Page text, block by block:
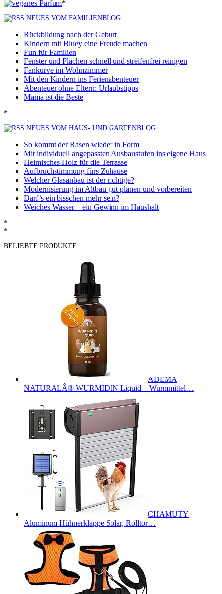
*
NEUES VOM FAMILIENBLOG
Rückbildung nach der Geburt
Kindern mit Bluey eine Freude machen
Fun für Familien
Fenster und Flächen schnell und streifenfrei reinigen
Fankurve im Wohnzimmer
Mit den Kindern ins Ferienabenteuer
Abenteuer ohne Eltern: Urlaubstipps
Mama ist die Beste
*
NEUES VOM HAUS- UND GARTENBLOG
So kommt der Rasen wieder in Form
Mit individuell angepassten Ausbaustufen ins eigene Haus
Heimisches Holz für die Terrasse
Aufbruchstimmung fürs Zuhause
Welcher Glasanbau ist der richtige?
Modernisierung im Altbau gut planen und vorbereiten
Darf’s ein bisschen mehr sein?
Weiches Wasser – ein Gewinn im Haushalt
*
*
BELIEBTE PRODUKTE
ADEMA
NATURALÂ® WURMIDIN Liquid – Wurmmittel…
CHAMUTY
Aluminum Hühnerklappe Solar, Rolltor…